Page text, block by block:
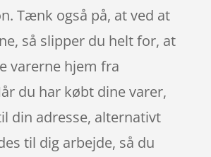
Tænk også på, at ved at
så slipper du helt for, at
varerne hjem fra
du har købt dine varer,
din adresse, alternativt
til dig arbejde, så du